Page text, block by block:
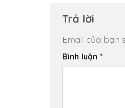
Trả lời
Email của bạn
Bình luận *